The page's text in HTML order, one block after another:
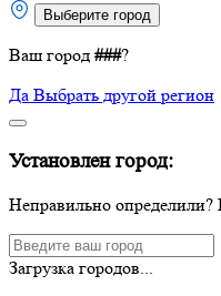
Выберите город
Ваш город ###?
Да Выбрать другой регион
Установлен город:
Неправильно определили?
Загрузка городов...